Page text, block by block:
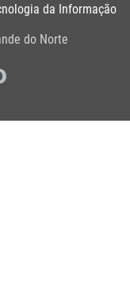
da Informação
do Norte